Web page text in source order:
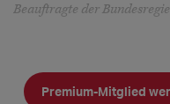
Beauftragte der
Premium-Mitglied